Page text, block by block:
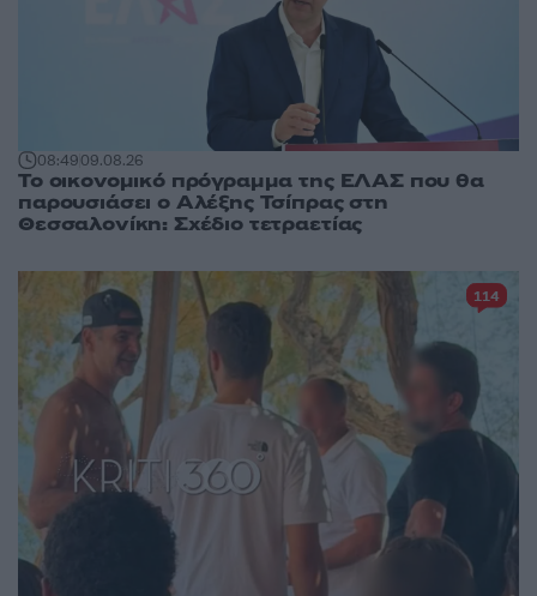
08:4909.08.26
Το οικονομικό πρόγραμμα της ΕΛΑΣ που θα
παρουσιάσει ο Αλέξης Τσίπρας στη
Θεσσαλονίκη: Σχέδιο τετραετίας
114